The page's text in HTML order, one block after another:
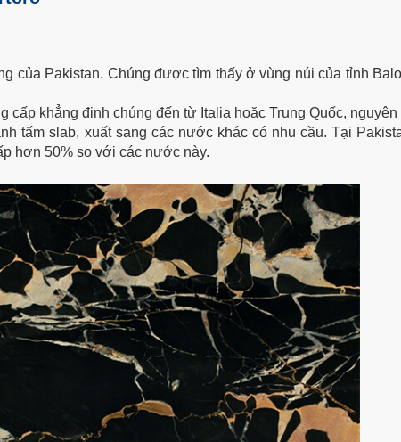
của Pakistan. Chúng được tìm thấy ở vùng núi của tỉnh
khẳng định chúng đến từ Italia hoặc Trung Quốc,
tấm slab, xuất sang các nước khác có nhu cầu. Tại
hơn 50% so với các nước này.